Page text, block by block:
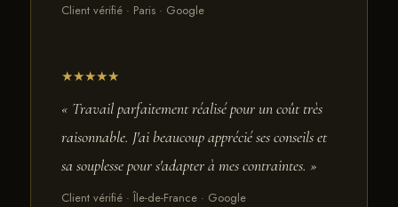
Client vérifié · Paris · Google
★★★★★
« Travail parfaitement réalisé pour un coût très
raisonnable. J'ai beaucoup apprécié ses conseils et
sa souplesse pour s'adapter à mes contraintes. »
Client vérifié · Île-de-France · Google